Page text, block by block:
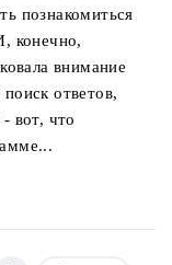
познакомиться
конечно,
внимание
ответов,
вот, что